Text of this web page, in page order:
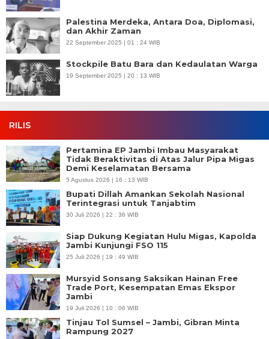
Palestina Merdeka, Antara Doa, Diplomasi,
dan Akhir Zaman
22 September 2025 | 01 : 24 WIB
Stockpile Batu Bara dan Kedaulatan Warga
19 September 2025 | 20 : 13 WIB
RILIS
Pertamina EP Jambi Imbau Masyarakat
Tidak Beraktivitas di Atas Jalur Pipa Migas
Demi Keselamatan Bersama
5 Agustus 2026 | 16 : 13 WIB
Bupati Dillah Amankan Sekolah Nasional
Terintegrasi untuk Tanjabtim
30 Juli 2026 | 22 : 36 WIB
Siap Dukung Kegiatan Hulu Migas, Kapolda
Jambi Kunjungi FSO 115
25 Juli 2026 | 19 : 49 WIB
Mursyid Sonsang Saksikan Hainan Free
Trade Port, Kesempatan Emas Ekspor
Jambi
19 Juli 2026 | 10 : 06 WIB
Tinjau Tol Sumsel – Jambi, Gibran Minta
Rampung 2027